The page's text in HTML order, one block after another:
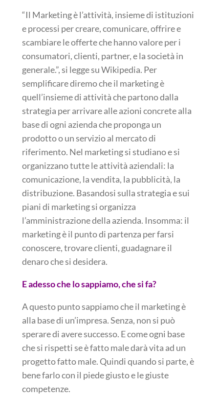
“Il Marketing è l’attività, insieme di istituzioni
e processi per creare, comunicare, offrire e
scambiare le offerte che hanno valore per i
consumatori, clienti, partner, e la società in
generale.”, si legge su Wikipedia. Per
semplificare diremo che il marketing è
quell’insieme di attività che partono dalla
strategia per arrivare alle azioni concrete alla
base di ogni azienda che proponga un
prodotto o un servizio al mercato di
riferimento. Nel marketing si studiano e si
organizzano tutte le attività aziendali: la
comunicazione, la vendita, la pubblicità, la
distribuzione. Basandosi sulla strategia e sui
piani di marketing si organizza
l’amministrazione della azienda. Insomma: il
marketing è il punto di partenza per farsi
conoscere, trovare clienti, guadagnare il
denaro che si desidera.
E adesso che lo sappiamo, che si fa?
A questo punto sappiamo che il marketing è
alla base di un’impresa. Senza, non si può
sperare di avere successo. E come ogni base
che si rispetti se è fatto male darà vita ad un
progetto fatto male. Quindi quando si parte, è
bene farlo con il piede giusto e le giuste
competenze.